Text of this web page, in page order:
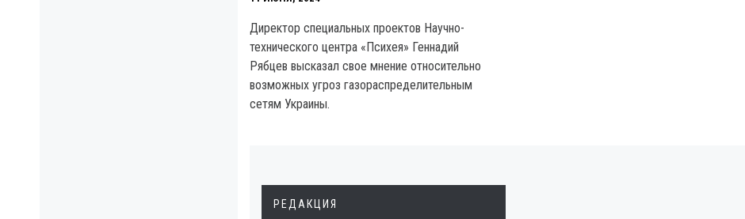
Директор специальных проектов Научно-
технического центра «Психея» Геннадий
Рябцев высказал свое мнение относительно
возможных угроз газораспределительным
сетям Украины.
РЕДАКЦИЯ